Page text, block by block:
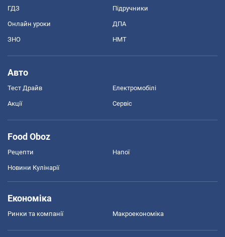
ГДЗ Підручники
Онлайн уроки ДПА
ЗНО НМТ
Авто
Тест Драйв Електромобілі
Акції Сервіс
Food Oboz
Рецепти Напої
Новини Кулінарії
Економіка
Ринки та компанії Макроекономіка